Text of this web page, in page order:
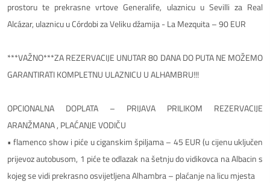
prostoru te prekrasne vrtove Generalife, ulaznicu u Sevilli za Real
Alcázar, ulaznicu u Córdobi za Veliku džamija - La Mezquita – 90 EUR
***VAŽNO***ZA REZERVACIJE UNUTAR 80 DANA DO PUTA NE MOŽEMO
GARANTIRATI KOMPLETNU ULAZNICU U ALHAMBRU!!!
OPCIONALNA DOPLATA – PRIJAVA PRILIKOM REZERVACIJE
ARANŽMANA , PLAĆANJE VODIČU
• flamenco show i piće u ciganskim špiljama – 45 EUR (u cijenu uključen
prijevoz autobusom, 1 piće te odlazak na šetnju do vidikovca na Albacin s
kojeg se vidi prekrasno osvijetljena Alhambra – plaćanje na licu mjesta